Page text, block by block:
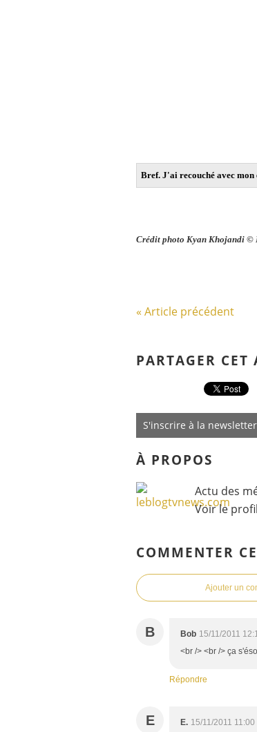
Bref. J'ai recouché avec mon
Crédit photo Kyan Khojandi ©
« Article précédent
PARTAGER CET
S'inscrire à la newsletter
À PROPOS
Actu des
Voir le
COMMENTER
Ajouter un
B Bob 15/11/2011
<br /> <br /> ça
Répondre
E E. 15/11/2011 11:00